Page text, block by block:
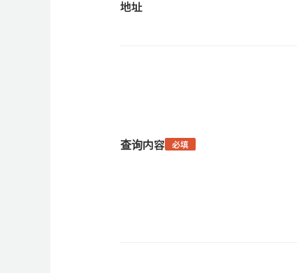
地址
查询内容 必填